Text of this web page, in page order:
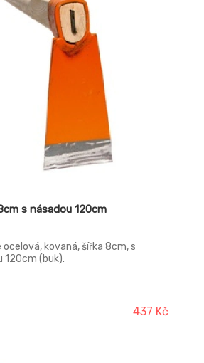
s násadou 120cm
kovaná, šířka 8cm, s
120cm (buk).
437 Kč